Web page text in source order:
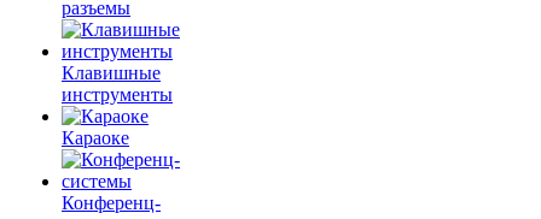
разъемы
Клавишные
инструменты
Караоке
Конференц-